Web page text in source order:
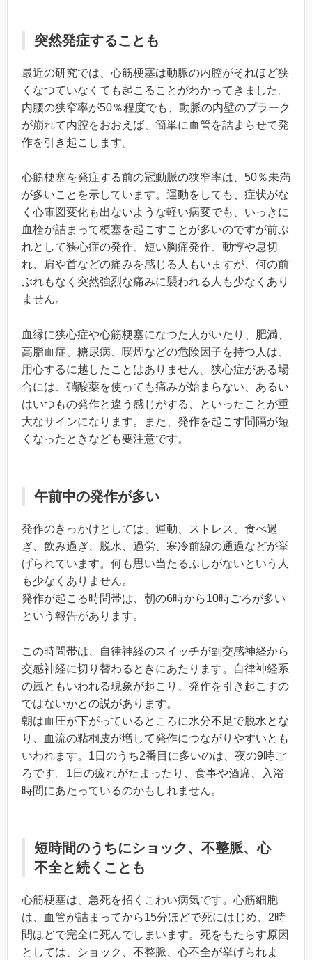
突然発症することも
最近の研究では、心筋梗塞は動脈の内腔がそれほど狭
くなつていなくても起こることがわかってきました。
内腰の狭窄率が50％程度でも、動脈の内壁のプラーク
が崩れて内腔をおおえば、簡単に血管を詰まらせて発
作を引き起こします。
心筋梗塞を発症する前の冠動脈の狭窄率は、50％未満
が多いことを示しています。運動をしても、症状がな
く心電図変化も出ないような軽い病変でも、いっきに
血栓が詰まって梗塞を起こすことが多いのですが前ぶ
れとして狭心症の発作、短い胸痛発作、動惇や息切
れ、肩や首などの痛みを感じる人もいますが、何の前
ぶれもなく突然強烈な痛みに襲われる人も少なくあり
ません。
血縁に狭心症や心筋梗塞になつた人がいたり、肥満、
高脂血症、糖尿病、喫煙などの危険因子を持つ人は、
用心するに越したことはありません。狭心症がある場
合には、硝酸薬を使っても痛みが始まらない、あるい
はいつもの発作と違う感じがする、といったことが重
大なサインになります。また、発作を起こす間隔が短
くなったときなども要注意です。
午前中の発作が多い
発作のきっかけとしては、運動、ストレス、食べ過
ぎ、飲み過ぎ、脱水、過労、寒冷前線の通過などが挙
げられています。何も思い当たるふしがないという人
も少なくありません。
発作が起こる時問帯は、朝の6時から10時ごろが多い
という報告があります。
この時問帯は、自律神経のスイッチが副交感神経から
交感神経に切り替わるときにあたります。自律神経系
の嵐ともいわれる現象が起こり、発作を引き起こすの
ではないかとの説があります。
朝は血圧が下がっているところに水分不足で脱水とな
り、血流の粘桐皮が増して発作につながりやすいとも
いわれます。1日のうち2番目に多いのは、夜の9時ご
ろです。1日の疲れがたまったり、食事や酒席、入浴
時間にあたっているのかもしれません。
短時間のうちにショック、不整脈、心
不全と続くことも
心筋梗塞は、急死を招くこわい病気です。心筋細胞
は、血管が詰まってから15分ほどで死にはじめ、2時
間ほどで完全に死んでしまいます。死をもたらす原因
としては、ショック、不整脈、心不全が挙げられま